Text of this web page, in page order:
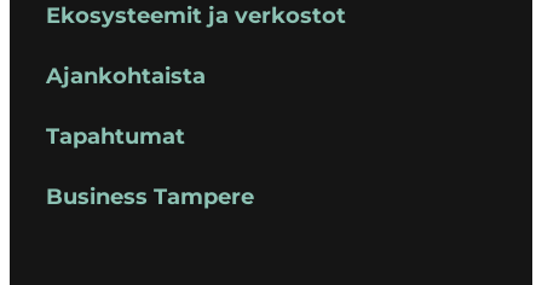
Ekosysteemit ja verkostot
Ajankohtaista
Tapahtumat
Business Tampere